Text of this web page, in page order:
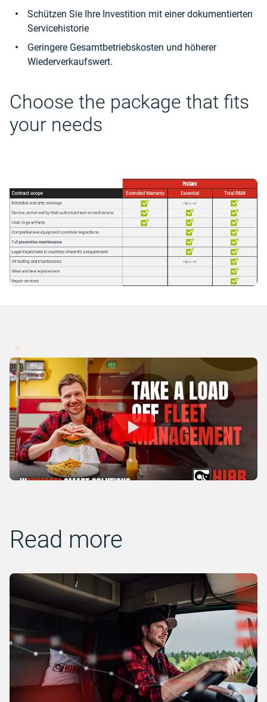
Schützen Sie Ihre Investition mit einer dokumentierten
Servicehistorie
Geringere Gesamtbetriebskosten und höherer
Wiederverkaufswert.
Choose the package that fits
your needs
Read more